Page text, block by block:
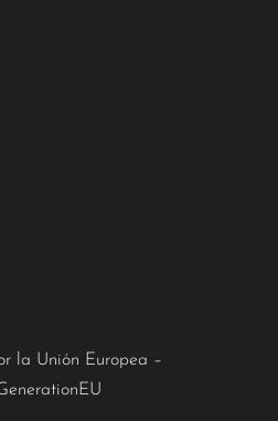
la Unión Europea –